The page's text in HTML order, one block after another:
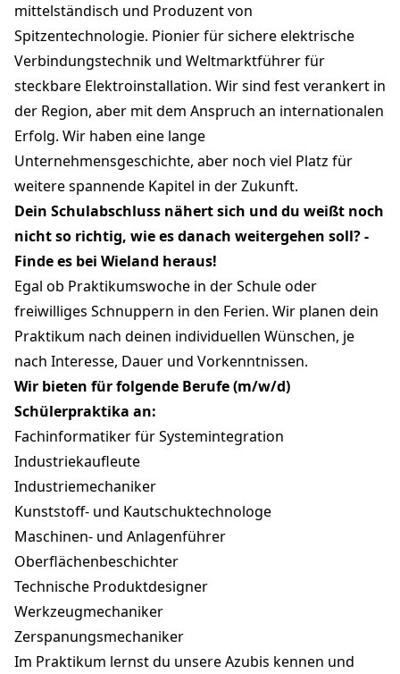
mittelständisch und Produzent von
Spitzentechnologie. Pionier für sichere elektrische
Verbindungstechnik und Weltmarktführer für
steckbare Elektroinstallation. Wir sind fest verankert in
der Region, aber mit dem Anspruch an internationalen
Erfolg. Wir haben eine lange
Unternehmensgeschichte, aber noch viel Platz für
weitere spannende Kapitel in der Zukunft.
Dein Schulabschluss nähert sich und du weißt noch
nicht so richtig, wie es danach weitergehen soll? -
Finde es bei Wieland heraus!
Egal ob Praktikumswoche in der Schule oder
freiwilliges Schnuppern in den Ferien. Wir planen dein
Praktikum nach deinen individuellen Wünschen, je
nach Interesse, Dauer und Vorkenntnissen.
Wir bieten für folgende Berufe (m/w/d)
Schülerpraktika an:
Fachinformatiker für Systemintegration
Industriekaufleute
Industriemechaniker
Kunststoff- und Kautschuktechnologe
Maschinen- und Anlagenführer
Oberflächenbeschichter
Technische Produktdesigner
Werkzeugmechaniker
Zerspanungsmechaniker
Im Praktikum lernst du unsere Azubis kennen und